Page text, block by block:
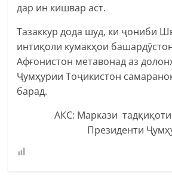
дар ин кишвар аст.
Тазаккур дода шуд, ки ҷониби
интиқоли кумакҳои
Афғонистон метавонад аз
Ҷумҳурии Тоҷикистон
барад.
АКС: Маркази тадқиқоти
Президенти